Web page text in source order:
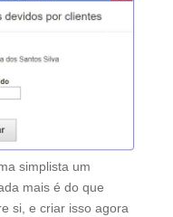
simplista um
mais é do que
si, e criar isso agora